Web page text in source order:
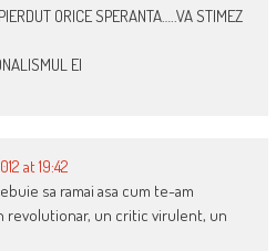
ORICE SPERANTA…..VA STIMEZ
EI
at 19:42
sa ramai asa cum te-am
revolutionar, un critic virulent, un